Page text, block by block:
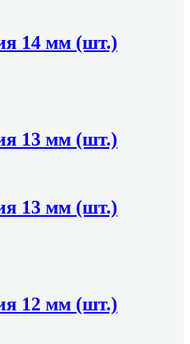
14 мм (шт.)
13 мм (шт.)
13 мм (шт.)
12 мм (шт.)